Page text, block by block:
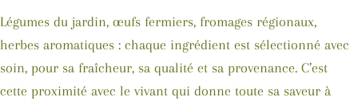
Légumes du jardin, œufs fermiers, fromages régionaux,
herbes aromatiques : chaque ingrédient est sélectionné avec
soin, pour sa fraîcheur, sa qualité et sa provenance. C’est
cette proximité avec le vivant qui donne toute sa saveur à